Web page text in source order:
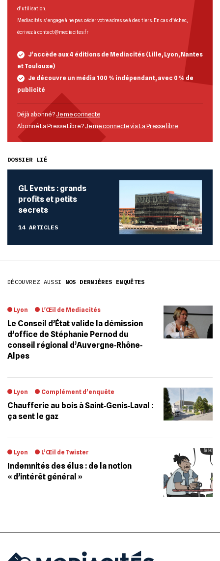
d’utilisation
Mediacités s’engage à ne pas céder votre adresse à des tiers. En cas d’échec,
écrivez à contact@mediacites.fr
J’accède aux 4 éditions de Mediacités (Lille, Lyon, Nantes
et Toulouse)
Je découvre un média 100 % indépendant, avec 0 % de
publicité
Déjà abonné ? Je me connecte
Abonné La Presse Libre ? Je me connecte via La Presse libre
DOSSIER LIÉ
GL Events : grands
profits et petits
secrets
14 ARTICLES
DÉCOUVREZ AUSSI NOS DERNIÈRES ENQUÊTES
Lyon L'Œil de Mediacités
Le Conseil d’État valide la démission
d’office de Stéphanie Pernod du
conseil régional d’Auvergne‐Rhône‐
Alpes
Lyon Complément d’enquête
Chaufferie au bois à Saint‐Genis‐Laval :
ça sent le gaz
Lyon L’Œil de Twister
Indemnités des élus : de la notion
« d’intérêt général »